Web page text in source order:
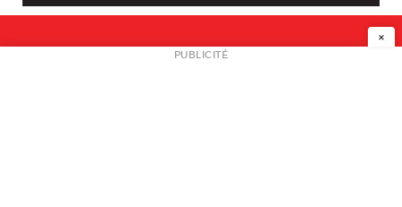
NEWSLETTER
×
PUBLICITÉ